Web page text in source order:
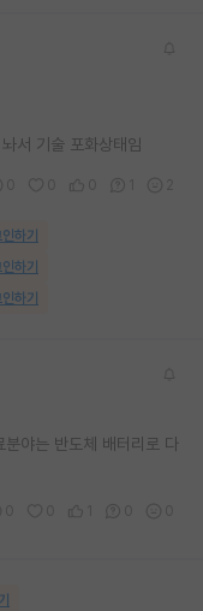
서 기술 포화상태임
하기
하기
하기
야는 반도체 배터리로 다